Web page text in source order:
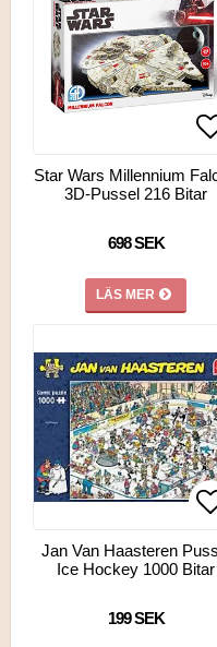
Star Wars Millennium
3D-Pussel 216 Bitar
698 SEK
LÄS MER
Jan Van Haasteren
Ice Hockey 1000 Bitar
199 SEK